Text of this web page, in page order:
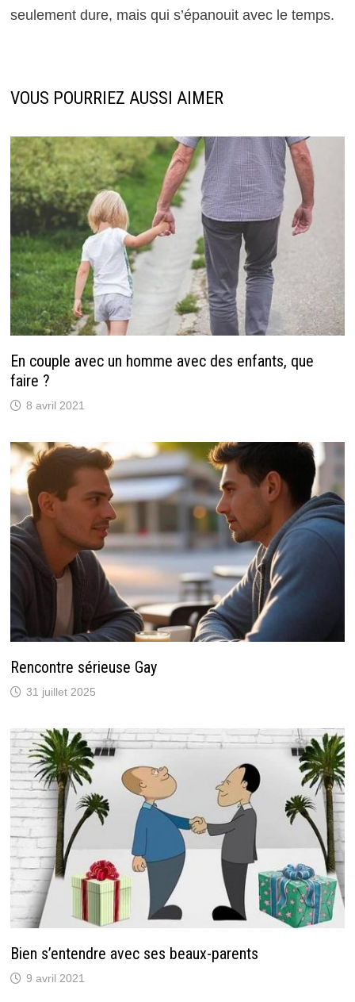
seulement dure, mais qui s’épanouit avec le temps.
VOUS POURRIEZ AUSSI AIMER
En couple avec un homme avec des enfants, que
faire ?
8 avril 2021
Rencontre sérieuse Gay
31 juillet 2025
Bien s’entendre avec ses beaux-parents
9 avril 2021